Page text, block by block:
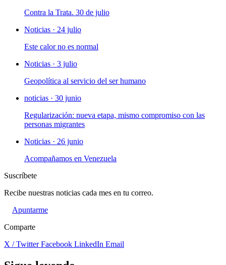
Contra la Trata. 30 de julio
Noticias · 24 julio
Este calor no es normal
Noticias · 3 julio
Geopolítica al servicio del ser humano
noticias · 30 junio
Regularización: nueva etapa, mismo compromiso con las
personas migrantes
Noticias · 26 junio
Acompañamos en Venezuela
Suscríbete
Recibe nuestras noticias cada mes en tu correo.
Apuntarme
Comparte
X / TwitterFacebook LinkedIn Email